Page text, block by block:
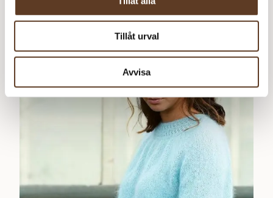
Tillåt urval
Avvisa
0 kr